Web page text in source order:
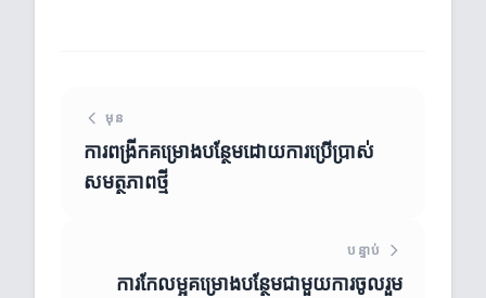
មុន
ការពង្រីកគម្រោងបន្ថែមដោយការប្រើប្រាស់
សមត្ថភាពថ្មី
បន្ទាប់
ការកែលម្អគម្រោងបន្ថែមជាមួយការចូលរួម